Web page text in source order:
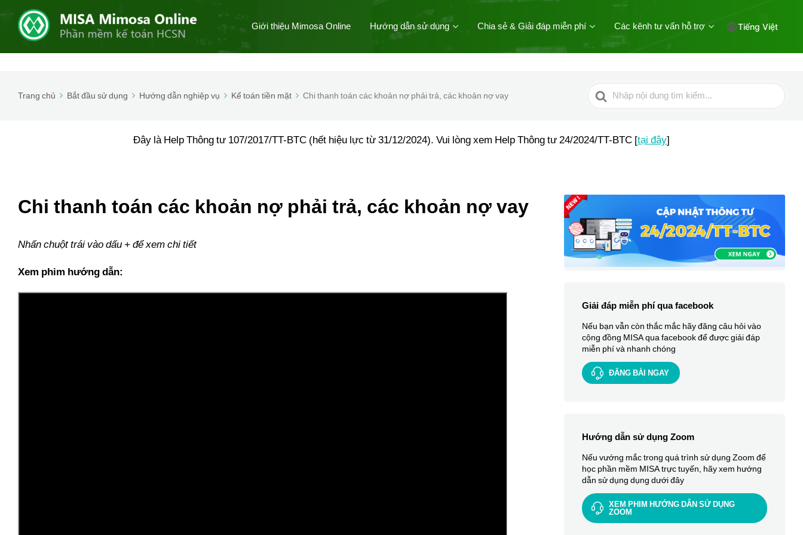
Giới thiệu Mimosa Online Hướng dẫn sử dụng Chia sẻ & Giải đáp miễn phí Các kênh tư vấn hỗ trợ Tiếng Việt
Trang chủ Bắt đầu sử dụng Hướng dẫn nghiệp vụ Kế toán tiền mặt Chi thanh toán các khoản nợ phải trả, các khoản nợ vay
Tìm
kiếm
Đây là Help Thông tư 107/2017/TT-BTC (hết hiệu lực từ 31/12/2024). Vui lòng xem Help Thông tư 24/2024/TT-BTC [tại đây]
Chi thanh toán các khoản nợ phải trả, các khoản nợ vay
Nhấn chuột trái vào dấu + để xem chi tiết
Xem phim hướng dẫn:
Giải đáp miễn phí qua facebook
Nếu bạn vẫn còn thắc mắc hãy đăng câu hỏi vào
cộng đồng MISA qua facebook để được giải đáp
miễn phí và nhanh chóng
ĐĂNG BÀI NGAY
Hướng dẫn sử dụng Zoom
Nếu vướng mắc trong quá trình sử dụng Zoom để
học phần mềm MISA trực tuyến, hãy xem hướng
dẫn sử dụng dụng dưới đây
XEM PHIM HƯỚNG DẪN SỬ DỤNG
ZOOM